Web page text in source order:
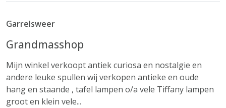
Garrelsweer
Grandmasshop
Mijn winkel verkoopt antiek curiosa en nostalgie en
andere leuke spullen wij verkopen antieke en oude
hang en staande , tafel lampen o/a vele Tiffany lampen
groot en klein vele...